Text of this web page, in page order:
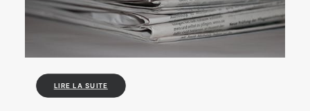
LIRE LA SUITE